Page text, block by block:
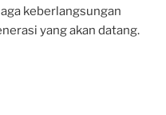
keberlangsungan
yang akan datang.